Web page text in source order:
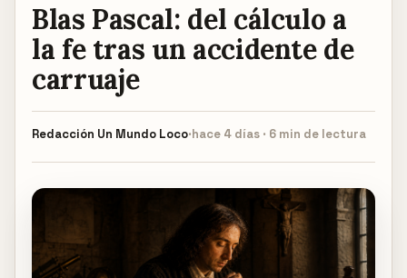
Blas Pascal: del cálculo a
la fe tras un accidente de
carruaje
Redacción Un Mundo Loco·hace 4 días · 6 min de lectura